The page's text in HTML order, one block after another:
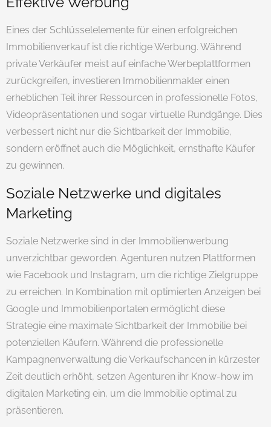
Eines der Schlüsselelemente für einen erfolgreichen
Immobilienverkauf ist die richtige Werbung. Während
private Verkäufer meist auf einfache Werbeplattformen
zurückgreifen, investieren Immobilienmakler einen
erheblichen Teil ihrer Ressourcen in professionelle Fotos,
Videopräsentationen und sogar virtuelle Rundgänge. Dies
verbessert nicht nur die Sichtbarkeit der Immobilie,
sondern eröffnet auch die Möglichkeit, ernsthafte Käufer
zu gewinnen.
Soziale Netzwerke und digitales
Marketing
Soziale Netzwerke sind in der Immobilienwerbung
unverzichtbar geworden. Agenturen nutzen Plattformen
wie Facebook und Instagram, um die richtige Zielgruppe
zu erreichen. In Kombination mit optimierten Anzeigen bei
Google und Immobilienportalen ermöglicht diese
Strategie eine maximale Sichtbarkeit der Immobilie bei
potenziellen Käufern. Während die professionelle
Kampagnenverwaltung die Verkaufschancen in kürzester
Zeit deutlich erhöht, setzen Agenturen ihr Know-how im
digitalen Marketing ein, um die Immobilie optimal zu
präsentieren.